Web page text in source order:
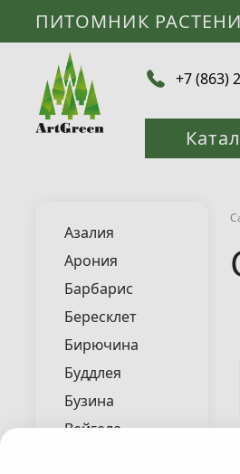
ПИТОМНИК
+7 (863)
Азалия
Арония
Барбарис
Бересклет
Бирючина
Буддлея
Бузина
Вейгела